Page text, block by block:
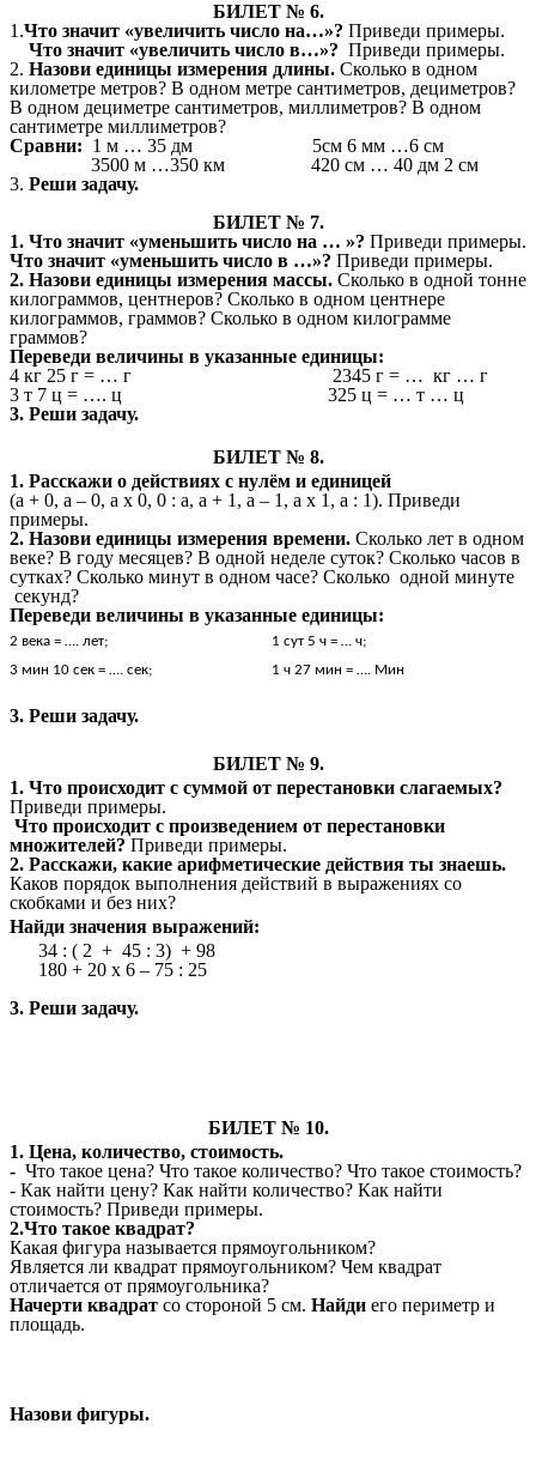
БИЛЕТ № 6.
1.Что значит «увеличить число на…»? Приведи примеры.
Что значит «увеличить число в…»? Приведи примеры.
2. Назови единицы измерения длины. Сколько в одном
километре метров? В одном метре сантиметров, дециметров?
В одном дециметре сантиметров, миллиметров? В одном
сантиметре миллиметров?
Сравни: 1 м … 35 дм 5см 6 мм …6 см
3500 м …350 км 420 см … 40 дм 2 см
3. Реши задачу.
БИЛЕТ № 7.
1. Что значит «уменьшить число на … »? Приведи примеры.
Что значит «уменьшить число в …»? Приведи примеры.
2. Назови единицы измерения массы. Сколько в одной тонне
килограммов, центнеров? Сколько в одном центнере
килограммов, граммов? Сколько в одном килограмме
граммов?
Переведи величины в указанные единицы:
4 кг 25 г = … г 2345 г = … кг … г
3 т 7 ц = …. ц 325 ц = … т … ц
3. Реши задачу.
БИЛЕТ № 8.
1. Расскажи о действиях с нулём и единицей
(а + 0, а – 0, а х 0, 0 : а, а + 1, а – 1, а х 1, а : 1). Приведи
примеры.
2. Назови единицы измерения времени. Сколько лет в одном
веке? В году месяцев? В одной неделе суток? Сколько часов в
сутках? Сколько минут в одном часе? Сколько одной минуте
секунд?
Переведи величины в указанные единицы:
2 века = …. лет;
3 мин 10 сек = …. сек;
1 сут 5 ч = … ч;
1 ч 27 мин = …. Мин
3. Реши задачу.
БИЛЕТ № 9.
1. Что происходит с суммой от перестановки слагаемых?
Приведи примеры.
Что происходит с произведением от перестановки
множителей? Приведи примеры.
2. Расскажи, какие арифметические действия ты знаешь.
Каков порядок выполнения действий в выражениях со
скобками и без них?
Найди значения выражений:
34 : ( 2 + 45 : 3) + 98
180 + 20 х 6 – 75 : 25
3. Реши задачу.
БИЛЕТ № 10.
1. Цена, количество, стоимость.
- Что такое цена? Что такое количество? Что такое стоимость?
- Как найти цену? Как найти количество? Как найти
стоимость? Приведи примеры.
2.Что такое квадрат?
Какая фигура называется прямоугольником?
Является ли квадрат прямоугольником? Чем квадрат
отличается от прямоугольника?
Начерти квадрат со стороной 5 см. Найди его периметр и
площадь.
Назови фигуры.